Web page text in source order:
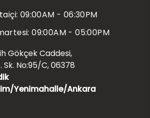
09:00AM - 06:30PM
09:00AM - 05:00PM
Gökçek Caddesi,
Sk. No:95/C, 06378
Yenimahalle/Ankara